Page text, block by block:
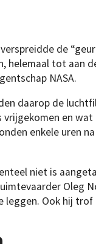
de
helemaal tot aan
NASA.
daarop de
en wat
enkele uren
niet is
Oleg
leggen. Ook hij